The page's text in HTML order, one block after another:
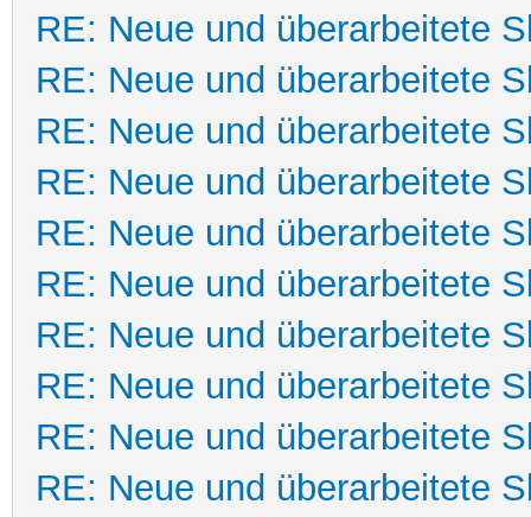
RE: Neue und überarbeitete
RE: Neue und überarbeitete
RE: Neue und überarbeitete
RE: Neue und überarbeitete
RE: Neue und überarbeitete
RE: Neue und überarbeitete
RE: Neue und überarbeitete
RE: Neue und überarbeitete
RE: Neue und überarbeitete
RE: Neue und überarbeitete